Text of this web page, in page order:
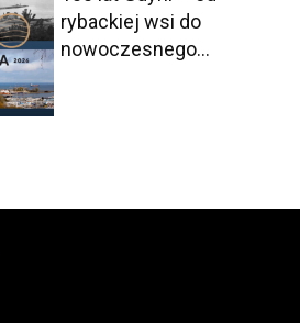
rybackiej wsi do
nowoczesnego...